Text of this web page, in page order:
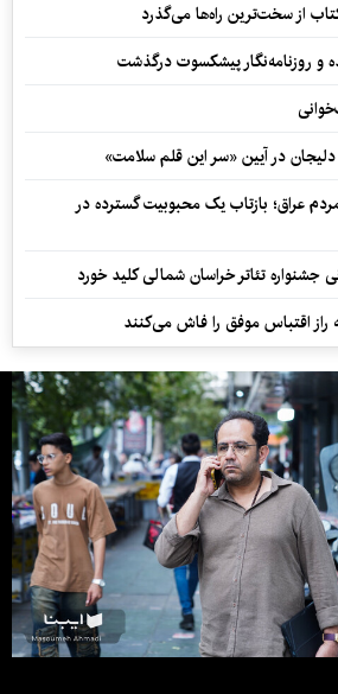
از سخت‌ترین راه‌ها می‌گذرد
و روزنامه‌نگار پیشکسوت درگذشت
عراق؛ بازتاب یک محبوبیت گسترده در
جشنواره تئاتر خراسان شمالی کلید خورد
راز اقتباس موفق را فاش می‌کنند